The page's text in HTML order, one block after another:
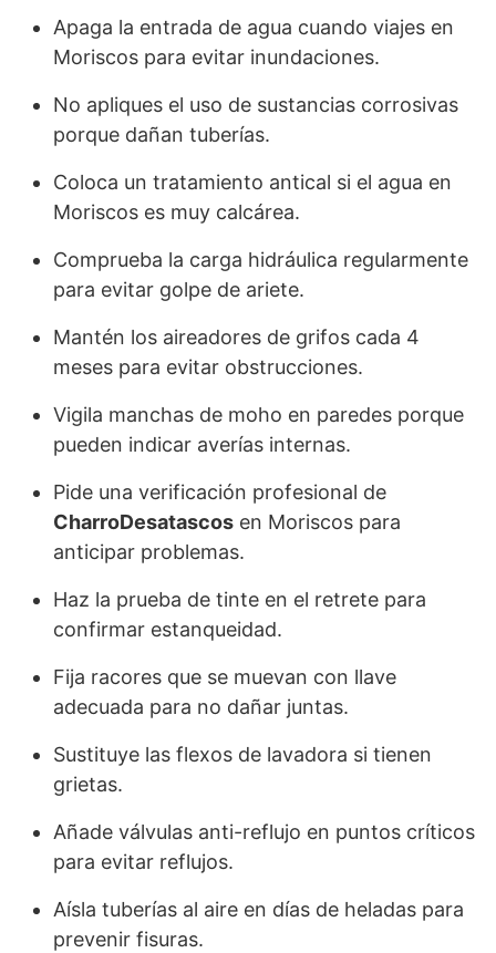
Apaga la entrada de agua cuando viajes en
Moriscos para evitar inundaciones.
No apliques el uso de sustancias corrosivas
porque dañan tuberías.
Coloca un tratamiento antical si el agua en
Moriscos es muy calcárea.
Comprueba la carga hidráulica regularmente
para evitar golpe de ariete.
Mantén los aireadores de grifos cada 4
meses para evitar obstrucciones.
Vigila manchas de moho en paredes porque
pueden indicar averías internas.
Pide una verificación profesional de
CharroDesatascos en Moriscos para
anticipar problemas.
Haz la prueba de tinte en el retrete para
confirmar estanqueidad.
Fija racores que se muevan con llave
adecuada para no dañar juntas.
Sustituye las flexos de lavadora si tienen
grietas.
Añade válvulas anti-reflujo en puntos críticos
para evitar reflujos.
Aísla tuberías al aire en días de heladas para
prevenir fisuras.